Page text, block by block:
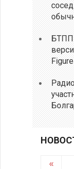
БТПП
«